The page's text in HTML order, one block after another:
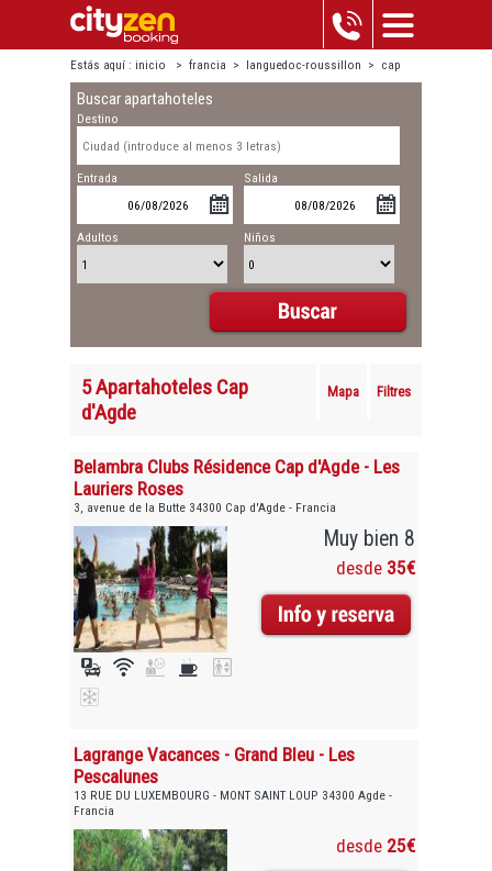
Estás aquí : inicio > francia > languedoc-roussillon > cap
d'agde
Buscar apartahoteles
Destino
Entrada Salida
Adultos Niños
5 Apartahoteles Cap
d'Agde
Mapa Filtres
Belambra Clubs Résidence Cap d'Agde - Les
Lauriers Roses
3, avenue de la Butte 34300 Cap d'Agde - Francia
Muy bien 8
desde 35€
Lagrange Vacances - Grand Bleu - Les
Pescalunes
13 RUE DU LUXEMBOURG - MONT SAINT LOUP 34300 Agde -
Francia
desde 25€